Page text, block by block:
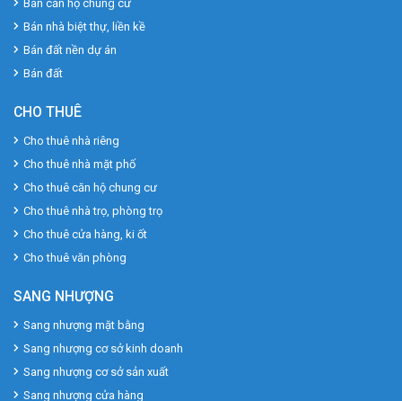
Bán căn hộ chung cư
Bán nhà biệt thự, liền kề
Bán đất nền dự án
Bán đất
CHO THUÊ
Cho thuê nhà riêng
Cho thuê nhà mặt phố
Cho thuê căn hộ chung cư
Cho thuê nhà trọ, phòng trọ
Cho thuê cửa hàng, ki ốt
Cho thuê văn phòng
SANG NHƯỢNG
Sang nhượng mặt bằng
Sang nhượng cơ sở kinh doanh
Sang nhượng cơ sở sản xuất
Sang nhượng cửa hàng